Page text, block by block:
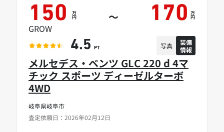
岐阜県岐阜市
査定依頼日：2026年02月12日
メルセデス・ベンツ GLC 220 d 4マ
チック スポーツ ディーゼルターボ
4WD
150 万
円 ～ 170 万
円
GROW
4.5 PT 写真
装備
情報